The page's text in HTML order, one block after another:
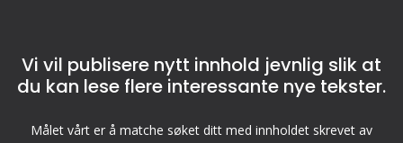
Vi vil publisere nytt innhold jevnlig slik at
du kan lese flere interessante nye tekster.
Målet vårt er å matche søket ditt med innholdet skrevet av